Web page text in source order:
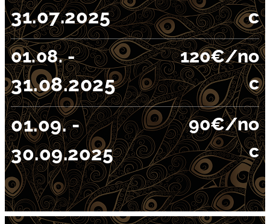
31.07.2025
c
01.08. -
31.08.2025
120€/no
c
01.09. -
30.09.2025
90€/no
c